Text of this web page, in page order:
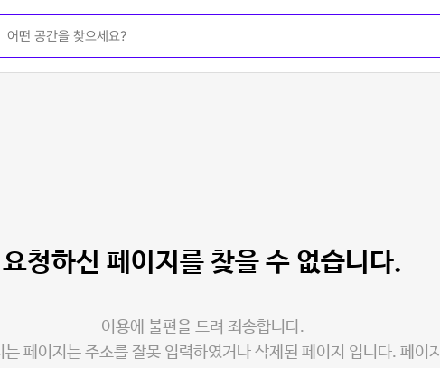
요청하신 페이지를 찾을 수 없습니다.
이용에 불편을 드려 죄송합니다.
는 페이지는 주소를 잘못 입력하였거나 삭제된 페이지 입니다. 페이지